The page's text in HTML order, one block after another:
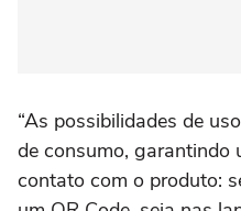
“As possibilidades de
de consumo, garantindo
contato com o produto: